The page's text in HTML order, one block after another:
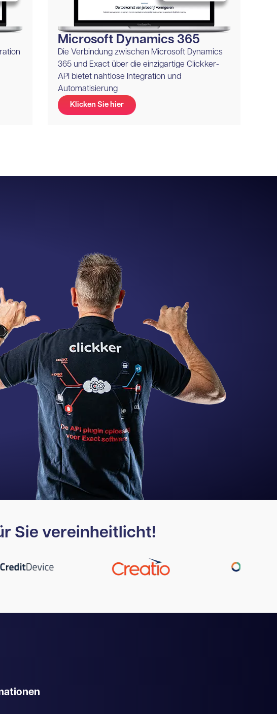
Microsoft Dynamics 365
Die Verbindung zwischen Microsoft Dynamics
365 und Exact über die einzigartige Clickker-
API bietet nahtlose Integration und
Automatisierung
Klicken Sie hier
Sie vereinheitlicht!